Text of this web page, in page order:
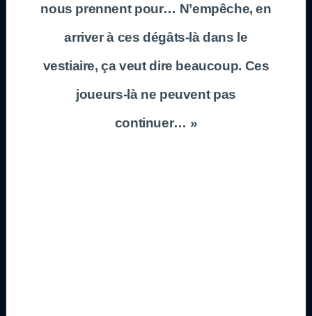
nous prennent pour… N’empêche, en
arriver à ces dégâts-là dans le
vestiaire, ça veut dire beaucoup. Ces
joueurs-là ne peuvent pas
continuer… »